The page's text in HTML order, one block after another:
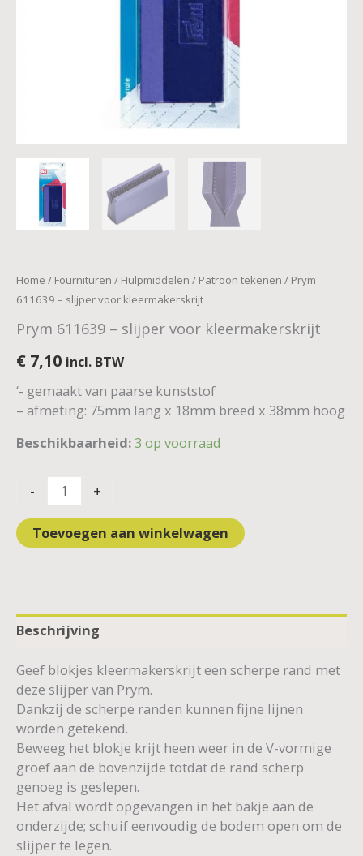
Home / Fournituren / Hulpmiddelen / Patroon tekenen / Prym
611639 – slijper voor kleermakerskrijt
Prym 611639 – slijper voor kleermakerskrijt
€ 7,10 incl. BTW
‘- gemaakt van paarse kunststof
– afmeting: 75mm lang x 18mm breed x 38mm hoog
Beschikbaarheid:3 op voorraad
- +
Toevoegen aan winkelwagen
Beschrijving
Geef blokjes kleermakerskrijt een scherpe rand met
deze slijper van Prym.
Dankzij de scherpe randen kunnen fijne lijnen
worden getekend.
Beweeg het blokje krijt heen weer in de V-vormige
groef aan de bovenzijde totdat de rand scherp
genoeg is geslepen.
Het afval wordt opgevangen in het bakje aan de
onderzijde; schuif eenvoudig de bodem open om de
slijper te legen.